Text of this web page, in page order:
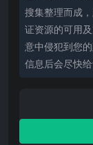
搜集整理而成
证资源的可用
意中侵犯到您
信息后会尽快给